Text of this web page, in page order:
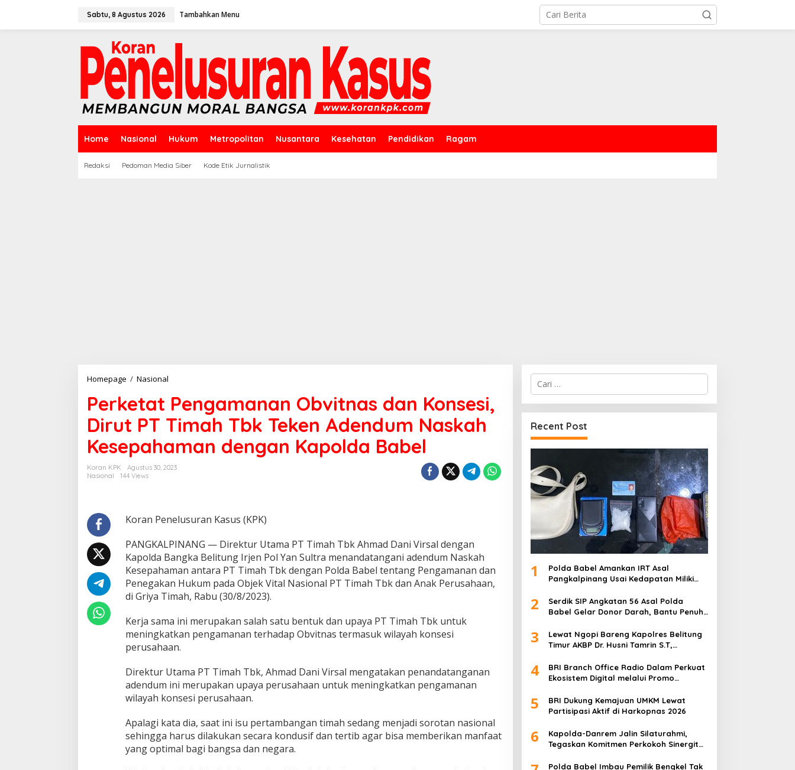
Sabtu, 8 Agustus 2026 Tambahkan Menu
Home Nasional Hukum Metropolitan Nusantara Kesehatan Pendidikan Ragam
Redaksi Pedoman Media Siber Kode Etik Jurnalistik
Homepage / Nasional
Obvitnas
dan
Konsesi,
Dirut
PT
Timah
Tbk
dengan
Perketat Pengamanan Obvitnas dan Konsesi,
Dirut PT Timah Tbk Teken Adendum Naskah
Kesepahaman dengan Kapolda Babel
Koran KPK
Agustus 30, 2023
Nasional
144 Views
Koran Penelusuran Kasus (KPK)
PANGKALPINANG — Direktur Utama PT Timah Tbk Ahmad Dani Virsal dengan
Kapolda Bangka Belitung Irjen Pol Yan Sultra menandatangani adendum Naskah
Kesepahaman antara PT Timah Tbk dengan Polda Babel tentang Pengamanan dan
Penegakan Hukum pada Objek Vital Nasional PT Timah Tbk dan Anak Perusahaan,
di Griya Timah, Rabu (30/8/2023).
Kerja sama ini merupakan salah satu bentuk dan upaya PT Timah Tbk untuk
meningkatkan pengamanan terhadap Obvitnas termasuk wilayah konsesi
perusahaan.
Direktur Utama PT Timah Tbk, Ahmad Dani Virsal mengatakan penandatanganan
adendum ini merupakan upaya perusahaan untuk meningkatkan pengamanan
wilayah konsesi perusahaan.
Apalagi kata dia, saat ini isu pertambangan timah sedang menjadi sorotan nasional
sehingga harus dilakukan secara kondusif dan tertib agar bisa memberikan manfaat
yang optimal bagi bangsa dan negara.
Cari
untuk:
Recent Post
1
Polda Babel Amankan IRT Asal
Pangkalpinang Usai Kedapatan Miliki
2
Serdik SIP Angkatan 56 Asal Polda
Babel Gelar Donor Darah, Bantu Penuhi
3
Lewat Ngopi Bareng Kapolres Belitung
Timur AKBP Dr. Husni Tamrin S.T,
Awak Media
4
BRI Branch Office Radio Dalam Perkuat
Ekosistem Digital melalui Promo
5
BRI Dukung Kemajuan UMKM Lewat
Partisipasi Aktif di Harkopnas 2026
6
Kapolda-Danrem Jalin Silaturahmi,
Tegaskan Komitmen Perkokoh Sinergitas
Polda Babel Imbau Pemilik Bengkel Tak